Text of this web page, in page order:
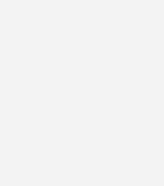
einen nach der ersten Anhörung
der GEG-Novelle
für das
Ministerien dazugelernt
Stellungnahme erfolgt für die